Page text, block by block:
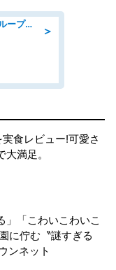
＞
営業事務/エネルギー業界/大手グループでの購買のお仕事/駅近/車通勤可/営業事務
食レビュー!可愛さ
満足。
」「こわいこわいこ
に佇む〝謎すぎる
ンネット